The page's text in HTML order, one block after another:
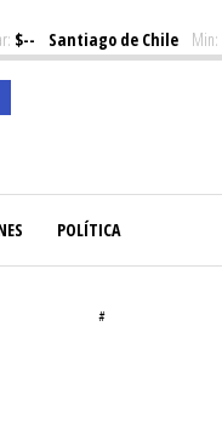
$-- Santiago de Chile Min:
POLÍTICA
#